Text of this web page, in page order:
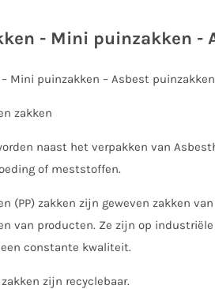
- Mini puinzakken -
Mini puinzakken – Asbest puinzakken
zakken
naast het verpakken van
of meststoffen.
(PP) zakken zijn geweven zakken
van producten. Ze zijn op
constante kwaliteit.
zakken zijn recyclebaar.